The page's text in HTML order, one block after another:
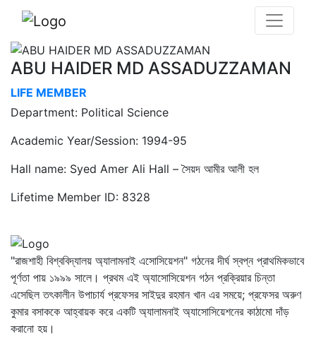
ABU HAIDER MD ASSADUZZAMAN
LIFE MEMBER
Department: Political Science
Academic Year/Session: 1994-95
Hall name: Syed Amer Ali Hall – সৈয়দ আমীর আলী হল
Lifetime Member ID: 8328
"রাজশাহী বিশ্ববিদ্যালয় অ্যালামনাই এসোসিয়েশন" গঠনের দীর্ঘ স্বপ্ন প্রাথমিকভাবে
পূর্ণতা পায় ১৯৯৯ সালে। প্রথম এই অ্যাসোসিয়েশন গঠন প্রক্রিয়ার চিন্তা
এসেছিল তৎকালীন উপাচার্য প্রফেসর সাইদুর রহমান খান এর সময়ে; প্রফেসর অরুণ
কুমার বসাককে আহ্বায়ক করে একটি অ্যালামনাই অ্যাসোসিয়েশনের কাঠামো দাঁড়
করানো হয়।